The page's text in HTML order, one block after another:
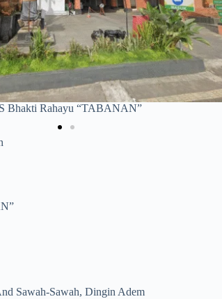
Puskesmas Penebel 1
Sawah-Sawah, Dingin Adem